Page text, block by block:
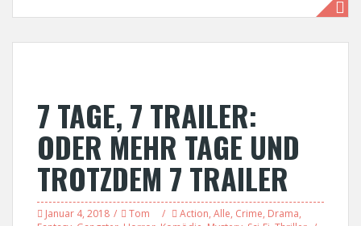
7 TAGE, 7 TRAILER:
ODER MEHR TAGE UND
TROTZDEM 7 TRAILER
Januar 4, 2018 Tom Action, Alle, Crime, Drama,